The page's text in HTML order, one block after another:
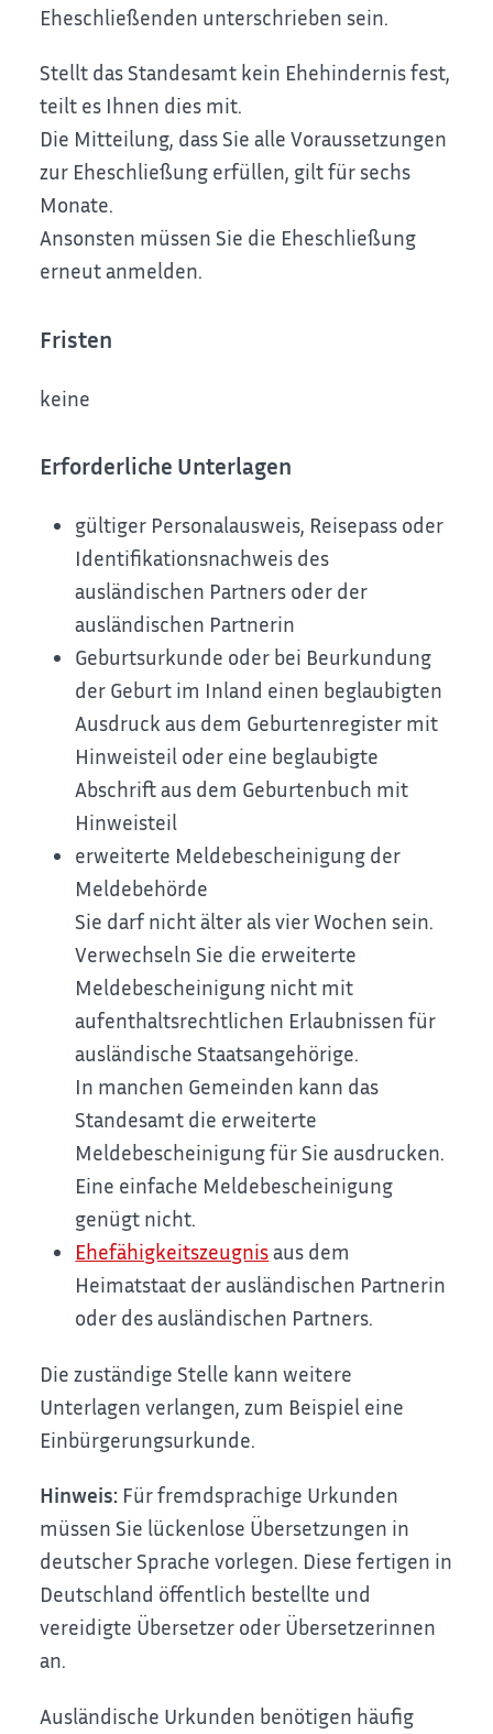
Eheschließenden unterschrieben sein.
Stellt das Standesamt kein Ehehindernis fest,
teilt es Ihnen dies mit.
Die Mitteilung, dass Sie alle Voraussetzungen
zur Eheschließung erfüllen, gilt für sechs
Monate.
Ansonsten müssen Sie die Eheschließung
erneut anmelden.
Fristen
keine
Erforderliche Unterlagen
gültiger Personalausweis, Reisepass oder
Identifikationsnachweis des
ausländischen Partners oder der
ausländischen Partnerin
Geburtsurkunde oder bei Beurkundung
der Geburt im Inland einen beglaubigten
Ausdruck aus dem Geburtenregister mit
Hinweisteil oder eine beglaubigte
Abschrift aus dem Geburtenbuch mit
Hinweisteil
erweiterte Meldebescheinigung der
Meldebehörde
Sie darf nicht älter als vier Wochen sein.
Verwechseln Sie die erweiterte
Meldebescheinigung nicht mit
aufenthaltsrechtlichen Erlaubnissen für
ausländische Staatsangehörige.
In manchen Gemeinden kann das
Standesamt die erweiterte
Meldebescheinigung für Sie ausdrucken.
Eine einfache Meldebescheinigung
genügt nicht.
Ehefähigkeitszeugnisaus dem
Heimatstaat der ausländischen Partnerin
oder des ausländischen Partners.
Die zuständige Stelle kann weitere
Unterlagen verlangen, zum Beispiel eine
Einbürgerungsurkunde.
Hinweis: Für fremdsprachige Urkunden
müssen Sie lückenlose Übersetzungen in
deutscher Sprache vorlegen. Diese fertigen in
Deutschland öffentlich bestellte und
vereidigte Übersetzer oder Übersetzerinnen
an.
Ausländische Urkunden benötigen häufig